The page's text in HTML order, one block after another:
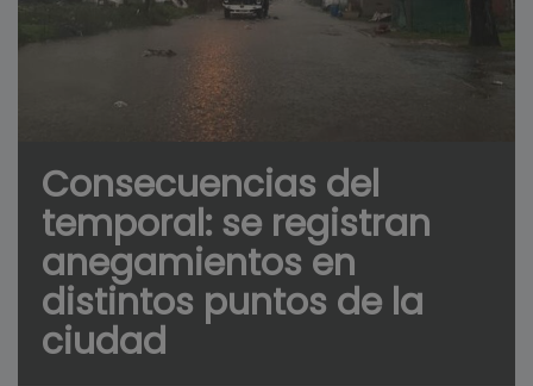
Consecuencias del
temporal: se registran
anegamientos en
distintos puntos de la
ciudad